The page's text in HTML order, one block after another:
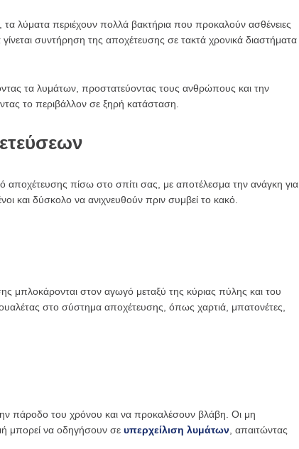
λύματα περιέχουν πολλά βακτήρια που προκαλούν ασθένειες
γίνεται συντήρηση της αποχέτευσης σε τακτά χρονικά διαστήματα
τα λυμάτων, προστατεύοντας τους ανθρώπους και την
το περιβάλλον σε ξηρή κατάσταση.
αποχέτευσης πίσω στο σπίτι σας, με αποτέλεσμα την ανάγκη για
και δύσκολο να ανιχνευθούν πριν συμβεί το κακό.
μπλοκάρονται στον αγωγό μεταξύ της κύριας πύλης και του
στο σύστημα αποχέτευσης, όπως χαρτιά, μπατονέτες,
πάροδο του χρόνου και να προκαλέσουν βλάβη. Οι μη
μπορεί να οδηγήσουν σε υπερχείλιση λυμάτων , απαιτώντας